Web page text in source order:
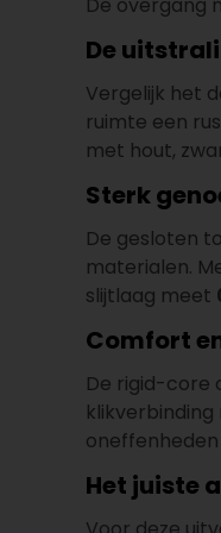
De
Vergelijk het
ruimte een
met hout,
Sterk
De gesloten
materialen.
slijtlaag meet
Comfort
De rigid-core
Het juiste